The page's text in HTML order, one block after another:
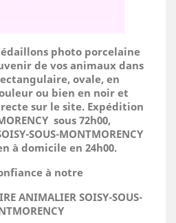
photo porcelaine
de vos animaux dans
ovale, en
ou bien en noir et
sur le site. Expédition
sous 72h00,
SOUS-MONTMORENCY
à domicile en 24h00.
à notre
ANIMALIER SOISY-SOUS-